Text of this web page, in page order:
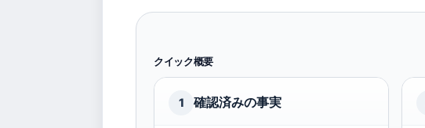
クイック概要
1 確認済みの事実